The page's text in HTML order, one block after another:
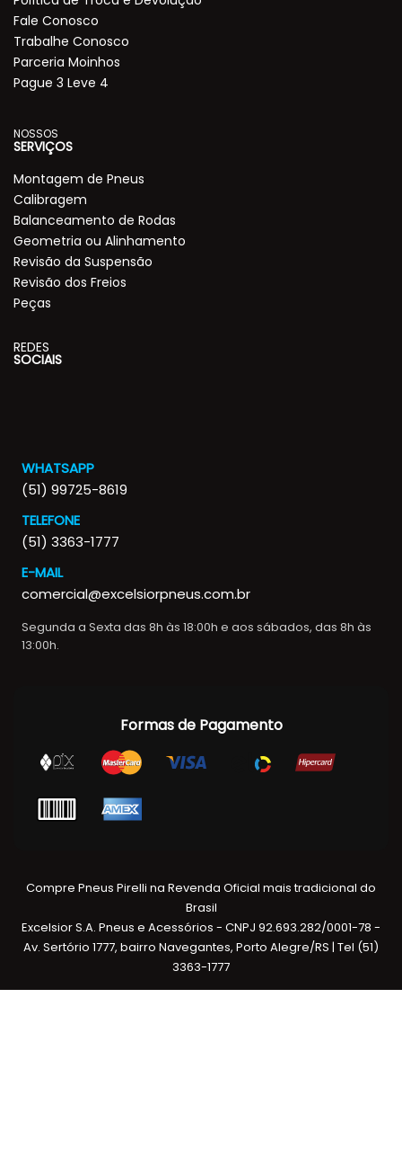
Fale Conosco
Trabalhe Conosco
Parceria Moinhos
Pague 3 Leve 4
NOSSOS
SERVIÇOS
Montagem de Pneus
Calibragem
Balanceamento de Rodas
Geometria ou Alinhamento
Revisão da Suspensão
Revisão dos Freios
Peças
REDES
SOCIAIS
WHATSAPP
(51) 99725-8619
TELEFONE
(51) 3363-1777
E-MAIL
comercial@excelsiorpneus.com.br
Segunda a Sexta das 8h às 18:00h e aos sábados, das 8h às
13:00h.
Formas de Pagamento
Compre Pneus Pirelli na Revenda Oficial mais tradicional do
Brasil
Excelsior S.A. Pneus e Acessórios - CNPJ 92.693.282/0001-78 -
Av. Sertório 1777, bairro Navegantes, Porto Alegre/RS | Tel (51)
3363-1777